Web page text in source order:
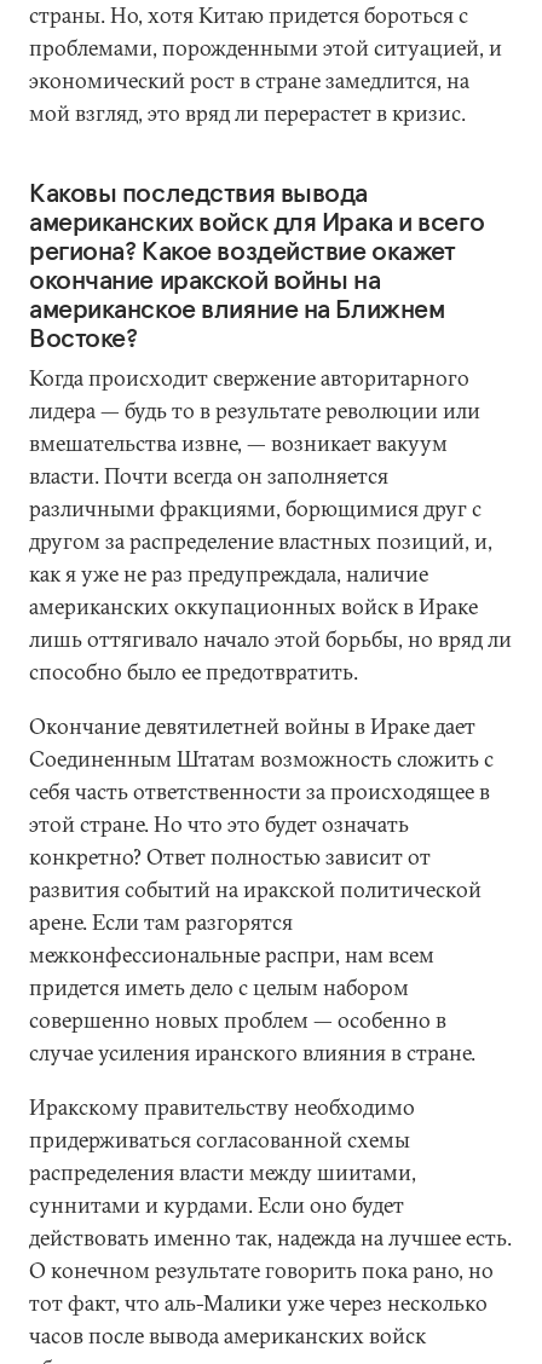
страны. Но, хотя Китаю придется бороться с
проблемами, порожденными этой ситуацией, и
экономический рост в стране замедлится, на
мой взгляд, это вряд ли перерастет в кризис.
Каковы последствия вывода
американских войск для Ирака и всего
региона? Какое воздействие окажет
окончание иракской войны на
американское влияние на Ближнем
Востоке?
Когда происходит свержение авторитарного
лидера — будь то в результате революции или
вмешательства извне, — возникает вакуум
власти. Почти всегда он заполняется
различными фракциями, борющимися друг с
другом за распределение властных позиций, и,
как я уже не раз предупреждала, наличие
американских оккупационных войск в Ираке
лишь оттягивало начало этой борьбы, но вряд ли
способно было ее предотвратить.
Окончание девятилетней войны в Ираке дает
Соединенным Штатам возможность сложить с
себя часть ответственности за происходящее в
этой стране. Но что это будет означать
конкретно? Ответ полностью зависит от
развития событий на иракской политической
арене. Если там разгорятся
межконфессиональные распри, нам всем
придется иметь дело с целым набором
совершенно новых проблем — особенно в
случае усиления иранского влияния в стране.
Иракскому правительству необходимо
придерживаться согласованной схемы
распределения власти между шиитами,
суннитами и курдами. Если оно будет
действовать именно так, надежда на лучшее есть.
О конечном результате говорить пока рано, но
тот факт, что аль-Малики уже через несколько
часов после вывода американских войск